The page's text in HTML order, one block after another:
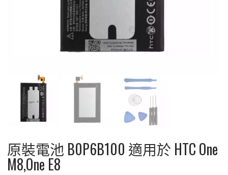
原裝電池 B0P6B100 適用於 HTC One
M8,One E8